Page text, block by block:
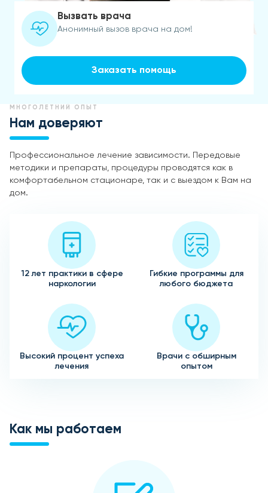
Вызвать врача
Анонимный вызов врача на дом!
Заказать помощь
МНОГОЛЕТНИЙ ОПЫТ
Нам доверяют
Профессиональное лечение зависимости. Передовые
методики и препараты, процедуры проводятся как в
комфортабельном стационаре, так и с выездом к Вам на
дом.
12 лет практики в сфере
наркологии
Гибкие программы для
любого бюджета
Высокий процент успеха
лечения
Врачи с обширным
опытом
Как мы работаем